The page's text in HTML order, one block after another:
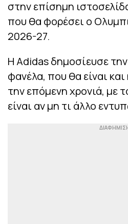
στην επίσημη
που θα φορέσει ο
2026-27.
Η Adidas δημοσίευσε
φανέλα, που θα είναι
την επόμενη χρονιά, με
είναι αν μη τι άλλο